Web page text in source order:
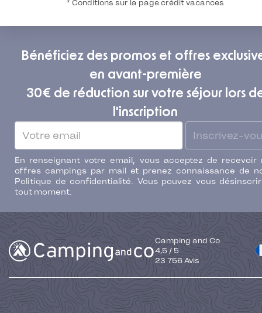
* Conditions sur la page crédit vacances
Bénéficiez des promos et offres
en avant-première
30€ de réduction sur votre séjour lors
l'inscription
Inscrivez-
En renseignant votre email, vous acceptez de recevoir
offres campings par mail et prenez connaissance de
Politique de confidentialité. Vous pouvez vous
tout moment.
Camping and Co
4,5 / 5
23 756Avis